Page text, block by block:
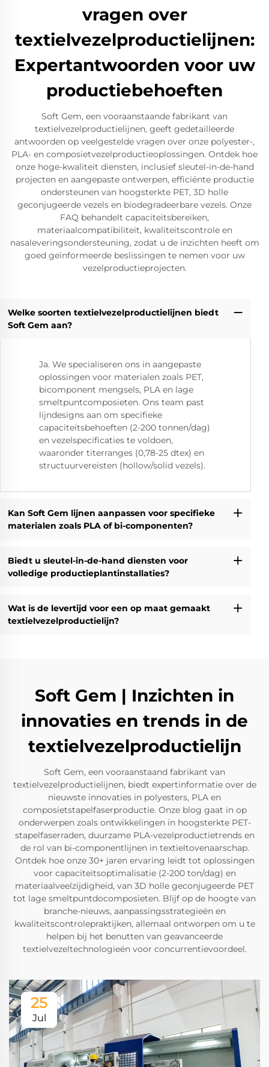
vragen over
textielvezelproductielijnen:
Expertantwoorden voor uw
productiebehoeften
Soft Gem, een vooraanstaande fabrikant van
textielvezelproductielijnen, geeft gedetailleerde
antwoorden op veelgestelde vragen over onze polyester-,
PLA- en composietvezelproductieoplossingen. Ontdek hoe
onze hoge-kwaliteit diensten, inclusief sleutel-in-de-hand
projecten en aangepaste ontwerpen, efficiënte productie
ondersteunen van hoogsterkte PET, 3D holle
geconjugeerde vezels en biodegradeerbare vezels. Onze
FAQ behandelt capaciteitsbereiken,
materiaalcompatibiliteit, kwaliteitscontrole en
nasaleveringsondersteuning, zodat u de inzichten heeft om
goed geïnformeerde beslissingen te nemen voor uw
vezelproductieprojecten.
Welke soorten textielvezelproductielijnen biedt
Soft Gem aan?
Ja. We specialiseren ons in aangepaste
oplossingen voor materialen zoals PET,
bicomponent mengsels, PLA en lage
smeltpuntcomposieten. Ons team past
lijndesigns aan om specifieke
capaciteitsbehoeften (2-200 tonnen/dag)
en vezelspecificaties te voldoen,
waaronder titerranges (0,78-25 dtex) en
structuurvereisten (hollow/solid vezels).
Kan Soft Gem lijnen aanpassen voor specifieke
materialen zoals PLA of bi-componenten?
Biedt u sleutel-in-de-hand diensten voor
volledige productieplantinstallaties?
Wat is de levertijd voor een op maat gemaakt
textielvezelproductielijn?
Soft Gem | Inzichten in
innovaties en trends in de
textielvezelproductielijn
Soft Gem, een vooraanstaand fabrikant van
textielvezelproductielijnen, biedt expertinformatie over de
nieuwste innovaties in polyesters, PLA en
composietstapelfaserproductie. Onze blog gaat in op
onderwerpen zoals ontwikkelingen in hoogsterkte PET-
stapelfaserraden, duurzame PLA-vezelproductietrends en
de rol van bi-componentlijnen in textieltovenaarschap.
Ontdek hoe onze 30+ jaren ervaring leidt tot oplossingen
voor capaciteitsoptimalisatie (2-200 ton/dag) en
materiaalveelzijdigheid, van 3D holle geconjugeerde PET
tot lage smeltpuntdocomposieten. Blijf op de hoogte van
branche-nieuws, aanpassingsstrategieën en
kwaliteitscontrolepraktijken, allemaal ontworpen om u te
helpen bij het benutten van geavanceerde
textielvezeltechnologieën voor concurrentievoordeel.
25
Jul